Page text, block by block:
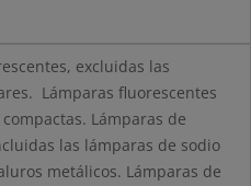
excluidas las
Lámparas fluorescentes
Lámparas de
las lámparas de sodio
metálicos. Lámparas de